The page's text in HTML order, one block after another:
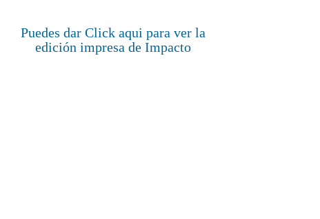
Puedes dar Click aqui para ver la
edición impresa de Impacto